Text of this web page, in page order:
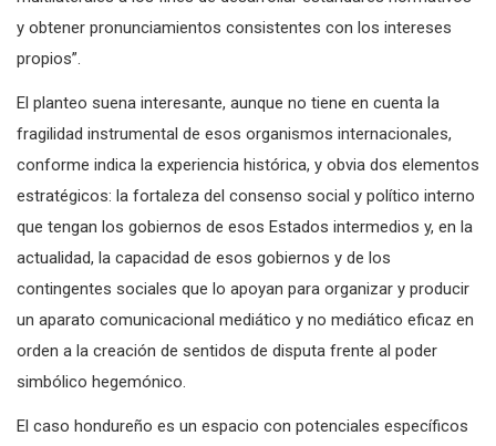
y obtener pronunciamientos consistentes con los intereses
propios”.
El planteo suena interesante, aunque no tiene en cuenta la
fragilidad instrumental de esos organismos internacionales,
conforme indica la experiencia histórica, y obvia dos elementos
estratégicos: la fortaleza del consenso social y político interno
que tengan los gobiernos de esos Estados intermedios y, en la
actualidad, la capacidad de esos gobiernos y de los
contingentes sociales que lo apoyan para organizar y producir
un aparato comunicacional mediático y no mediático eficaz en
orden a la creación de sentidos de disputa frente al poder
simbólico hegemónico.
El caso hondureño es un espacio con potenciales específicos